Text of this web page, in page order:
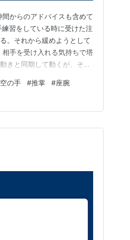
からのアドバイスも含めて
習をしている時に受けた注
。それから緩めようとして
手を受け入れる気持ちで塔
きと同期して動くが、その
係性を変えない様に維持
空の手 #推掌 #座腕